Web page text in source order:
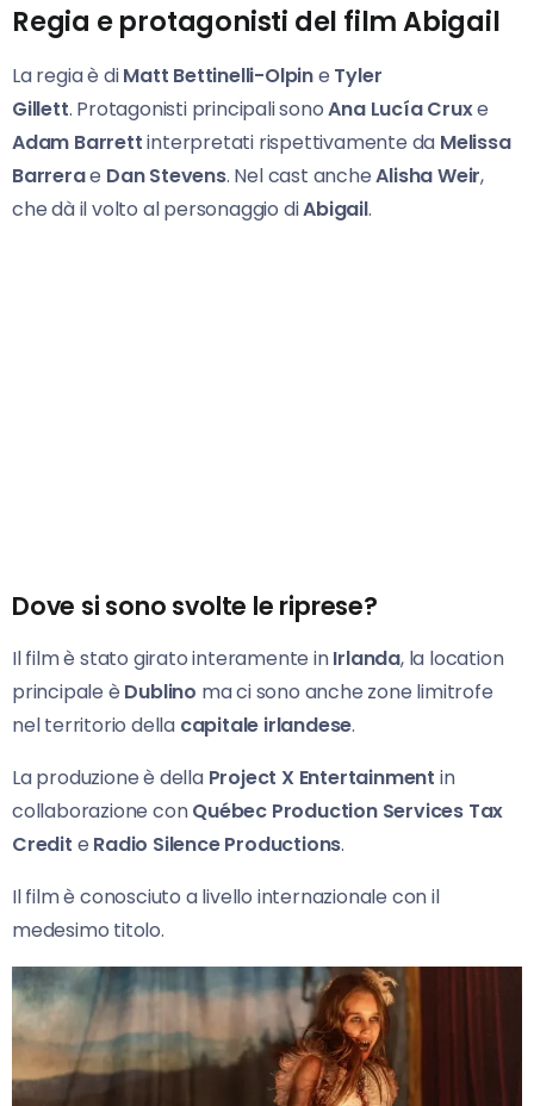
Regia e protagonisti del film Abigail
La regia è diMatt Bettinelli-Olpine Tyler
Gillett. Protagonisti principali sonoAna Lucía Cruxe
Adam Barrettinterpretati rispettivamente da Melissa
Barrerae Dan Stevens. Nel cast ancheAlisha Weir,
che dà il volto al personaggio diAbigail.
Dove si sono svolte le riprese?
Il film è stato girato interamente inIrlanda, la location
principale è Dublino ma ci sono anche zone limitrofe
nel territorio della capitale irlandese.
La produzione è della Project X Entertainment in
collaborazione conQuébec Production Services Tax
Credit e Radio Silence Productions.
Il film è conosciuto a livello internazionale con il
medesimo titolo.